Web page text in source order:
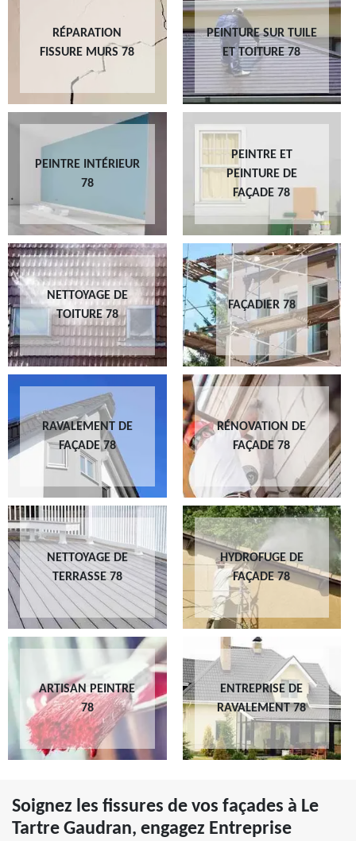
RÉPARATION
FISSURE MURS 78
PEINTURE SUR TUILE
ET TOITURE 78
PEINTRE INTÉRIEUR
78
PEINTRE ET
PEINTURE DE
FAÇADE 78
NETTOYAGE DE
TOITURE 78
FAÇADIER 78
RAVALEMENT DE
FAÇADE 78
RÉNOVATION DE
FAÇADE 78
NETTOYAGE DE
TERRASSE 78
HYDROFUGE DE
FAÇADE 78
ARTISAN PEINTRE
78
ENTREPRISE DE
RAVALEMENT 78
Soignez les fissures de vos façades à Le
Tartre Gaudran, engagez Entreprise